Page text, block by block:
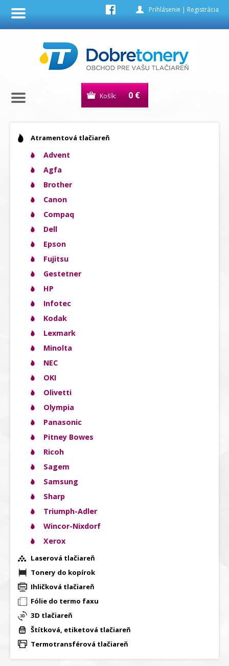
Prihlásenie | Registrácia
Košík: 0 €
Atramentová tlačiareň
Advent
Agfa
Brother
Canon
Compaq
Dell
Epson
Fujitsu
Gestetner
HP
Infotec
Kodak
Lexmark
Minolta
NEC
OKI
Olivetti
Olympia
Panasonic
Pitney Bowes
Ricoh
Sagem
Samsung
Sharp
Triumph-Adler
Wincor-Nixdorf
Xerox
Laserová tlačiareň
Tonery do kopírok
Ihličková tlačiareň
Fólie do termo faxu
3D tlačiareň
Štítková, etiketová tlačiareň
Termotransférová tlačiareň